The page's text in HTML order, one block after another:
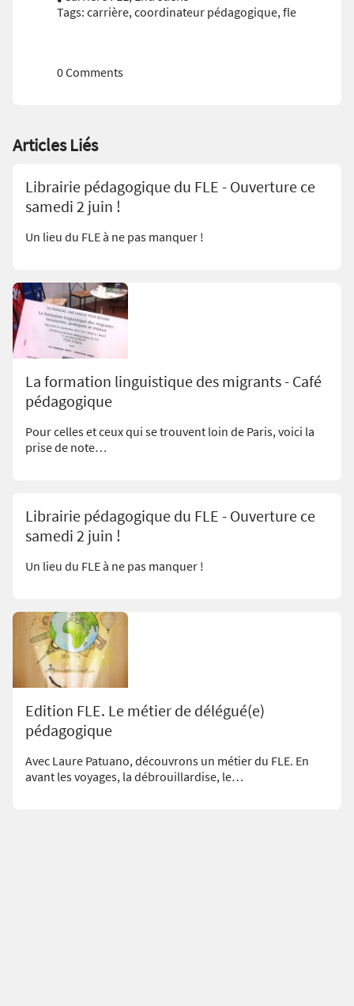
Tags: carrière, coordinateur pédagogique, fle
0 Comments
Articles Liés
Librairie pédagogique du FLE - Ouverture ce
samedi 2 juin !
Un lieu du FLE à ne pas manquer !
La formation linguistique des migrants - Café
pédagogique
Pour celles et ceux qui se trouvent loin de Paris, voici la
prise de note…
Librairie pédagogique du FLE - Ouverture ce
samedi 2 juin !
Un lieu du FLE à ne pas manquer !
Edition FLE. Le métier de délégué(e)
pédagogique
Avec Laure Patuano, découvrons un métier du FLE. En
avant les voyages, la débrouillardise, le…